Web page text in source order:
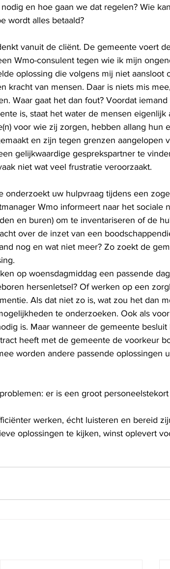
en hoe gaan we dat regelen? Wie
wordt alles betaald?
vanuit de cliënt. De gemeente voert
Wmo-consulent tegen wie ik mijn
oplossing die volgens mij niet aansloot
kracht van mensen. Daar is niets mis
Waar gaat het dan fout? Voordat
is, staat het water de mensen eigenlijk
voor wie zij zorgen, hebben allang hun
en zijn tegen grenzen aangelopen
gelijkwaardige gesprekspartner te
niet wat veel frustratie veroorzaakt.
onderzoekt uw hulpvraag tijdens een
Wmo informeert naar het sociale
en buren) om te inventariseren of de
over de inzet van een
nog en wat niet meer? Zo zoekt de
op woensdagmiddag een passende
hersenletsel? Of werken op een
Als dat niet zo is, wat zou het dan
te onderzoeken. Ook als
is. Maar wanneer de gemeente
heeft met de gemeente de voorkeur
worden andere passende oplossingen
er is een groot
werken, écht luisteren en bereid
oplossingen te kijken, winst oplevert